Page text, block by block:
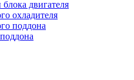
двигателя
охладителя
поддона